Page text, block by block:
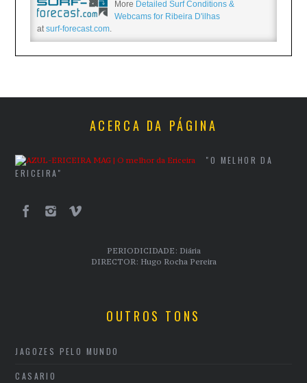
More Detailed Surf Conditions &
Webcams for Ribeira D'ilhas
atsurf-forecast.com.
ACERCA DA PÁGINA
"O MELHOR DA
ERICEIRA"
PERIODICIDADE: Diária
DIRECTOR: Hugo Rocha Pereira
OUTROS TONS
JAGOZES PELO MUNDO
CASARIO